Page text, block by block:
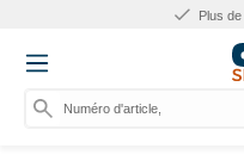
Plus
Numéro d'article, catégorie